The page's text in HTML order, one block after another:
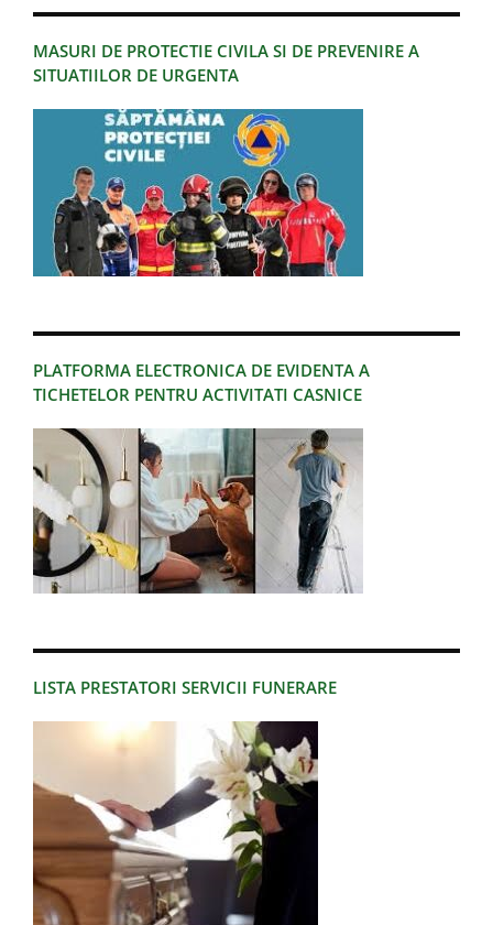
MASURI DE PROTECTIE CIVILA SI DE PREVENIRE A
SITUATIILOR DE URGENTA
PLATFORMA ELECTRONICA DE EVIDENTA A
TICHETELOR PENTRU ACTIVITATI CASNICE
LISTA PRESTATORI SERVICII FUNERARE